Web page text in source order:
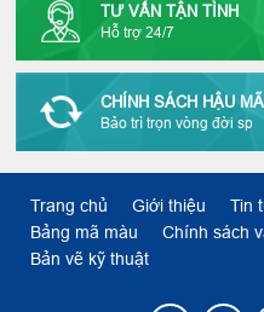
TƯ VẤN TẬN TÌNH
Hỗ trợ 24/7
CHÍNH SÁCH HẬU
Bảo trì trọn vòng đời sp
Trang chủ Giới thiệu Tin
Bảng mã màu
Chính sách
Bản vẽ kỹ thuật